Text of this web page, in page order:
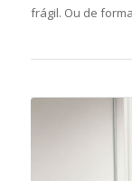
frágil. Ou de